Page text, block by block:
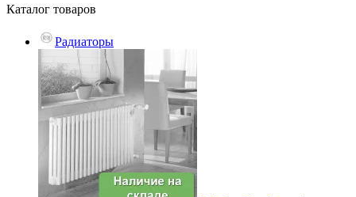
Каталог товаров
Радиаторы